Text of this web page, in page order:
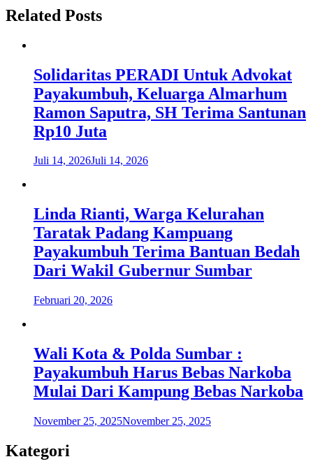
Related Posts
Solidaritas PERADI Untuk Advokat
Payakumbuh, Keluarga Almarhum
Ramon Saputra, SH Terima Santunan
Rp10 Juta
Juli 14, 2026Juli 14, 2026
Linda Rianti, Warga Kelurahan
Taratak Padang Kampuang
Payakumbuh Terima Bantuan Bedah
Dari Wakil Gubernur Sumbar
Februari 20, 2026
Wali Kota & Polda Sumbar :
Payakumbuh Harus Bebas Narkoba
Mulai Dari Kampung Bebas Narkoba
November 25, 2025November 25, 2025
Kategori